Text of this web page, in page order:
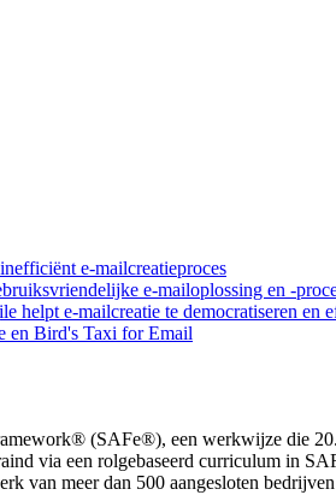
e-mailcreatieproces
e-mailoplossing en -
helpt e-mailcreatie te democratiseren en
en Bird's Taxi for Email
(SAFe®), een werkwijze die
via een rolgebaseerd curriculum in
van meer dan 500 aangesloten